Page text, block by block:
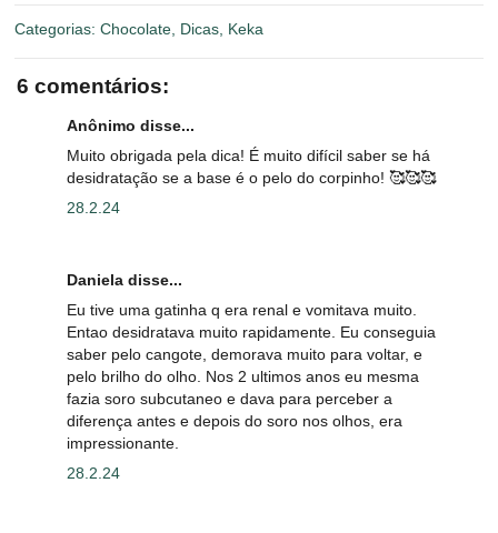
Categorias: Chocolate Dicas Keka
6 comentários:
Anônimo disse...
Muito obrigada pela dica! É muito difícil saber se há
desidratação se a base é o pelo do corpinho! 🥰🥰🥰
28.2.24
Daniela disse...
Eu tive uma gatinha q era renal e vomitava muito.
Entao desidratava muito rapidamente. Eu conseguia
saber pelo cangote, demorava muito para voltar, e
pelo brilho do olho. Nos 2 ultimos anos eu mesma
fazia soro subcutaneo e dava para perceber a
diferença antes e depois do soro nos olhos, era
impressionante.
28.2.24